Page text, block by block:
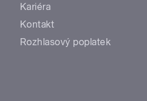
Kariéra
Kontakt
Rozhlasový poplatek